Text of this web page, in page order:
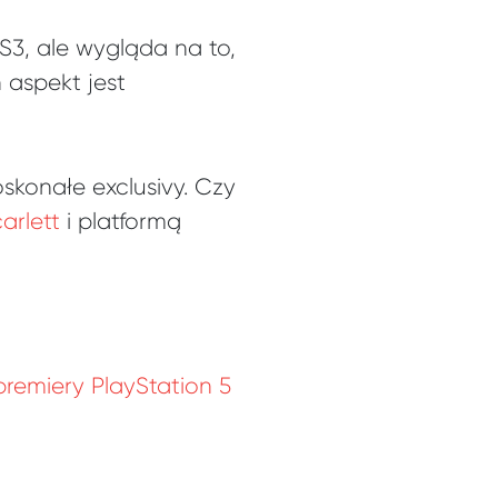
ale wygląda na to,
aspekt jest
exclusivy. Czy
i platformą
PlayStation 5